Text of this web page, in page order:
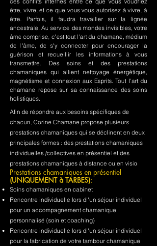
être, vivre, et ce que vous vous autorisez à vivre, à
être. Parfois, il faudra travailler sur la lignée
ancestrale. Au service des mondes invisibles, votre
âme comprise, c'est tout l'art du chamane, médium
de l'âme, de s'y connecter pour encourager la
guérison et recueillir les informations à vous
transmettre. Des soins et des prestations
chamaniques qui allient nettoyage énergétique,
magnétisme et connexion aux Esprits. Tout l'art du
chamane repose sur sa connaissance des soins
holistiques.
Afin de répondre aux besoins spécifiques de
chacun, Corine Chamane propose plusieurs
prestations chamaniques qui se déclinent en deux
principales formes : des prestations chamaniques
individuelles /collectives en présentiel et des
prestations chamaniques à distance ou en visio
Prestations chamaniques en présentiel
(UNIQUEMENT à TARBES):
Soins chamaniques en cabinet
Rencontre individuelle lors d 'un séjour individuel
pour un accompagnement chamanique
personnalisé (soin et coaching)
Rencontre individuelle lors d 'un séjour individuel
pour la fabrication de votre tambour chamanique